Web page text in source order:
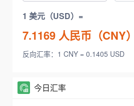
1 美元（USD）=
7.1169 人民币（CNY）
反向汇率：1 CNY = 0.1405 USD
今日汇率